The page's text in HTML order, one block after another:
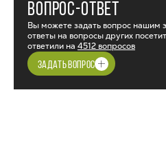
ВОПРОС-ОТВЕТ
Вы можете задать вопрос нашим
ответы на вопросы других
ответили на 4512 вопросов
ЗАДАТЬ ВОПРОС